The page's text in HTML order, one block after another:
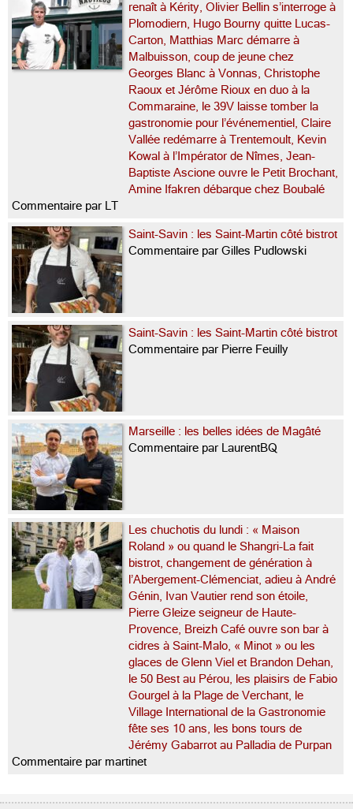
renaît à Kérity, Olivier Bellin s’interroge à
Plomodiern, Hugo Bourny quitte Lucas-
Carton, Matthias Marc démarre à
Malbuisson, coup de jeune chez
Georges Blanc à Vonnas, Christophe
Raoux et Jérôme Rioux en duo à la
Commaraine, le 39V laisse tomber la
gastronomie pour l’événementiel, Claire
Vallée redémarre à Trentemoult, Kevin
Kowal à l’Impérator de Nîmes, Jean-
Baptiste Ascione ouvre le Petit Brochant,
Amine Ifakren débarque chez Boubalé
Commentaire par LT
Saint-Savin : les Saint-Martin côté bistrot
Commentaire par Gilles Pudlowski
Saint-Savin : les Saint-Martin côté bistrot
Commentaire par Pierre Feuilly
Marseille : les belles idées de Magâté
Commentaire par LaurentBQ
Les chuchotis du lundi : « Maison
Roland » ou quand le Shangri-La fait
bistrot, changement de génération à
l’Abergement-Clémenciat, adieu à André
Génin, Ivan Vautier rend son étoile,
Pierre Gleize seigneur de Haute-
Provence, Breizh Café ouvre son bar à
cidres à Saint-Malo, « Minot » ou les
glaces de Glenn Viel et Brandon Dehan,
le 50 Best au Pérou, les plaisirs de Fabio
Gourgel à la Plage de Verchant, le
Village International de la Gastronomie
fête ses 10 ans, les bons tours de
Jérémy Gabarrot au Palladia de Purpan
Commentaire par martinet